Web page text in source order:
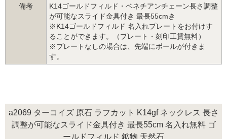
備考
K14ゴールドフィルド・ベネチアンチェーン長さ調整
が可能なスライド金具付き 最長55cmき
※K14ゴールドフィルド 名入れプレートをお付けす
ることができます。（プレート・刻印工賃無料）
※プレートなしの場合は、先端にボールが付きま
す。
a2069 ターコイズ 原石 ラフカット K14gf ネックレス 長さ
調整が可能なスライド金具付き 最長55cm 名入れ無料 ゴ
ールドフィルド 鉱物 天然石